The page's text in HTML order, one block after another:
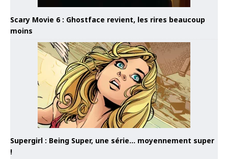
Scary Movie 6 : Ghostface revient, les rires beaucoup
moins
Supergirl : Being Super, une série… moyennement super
!